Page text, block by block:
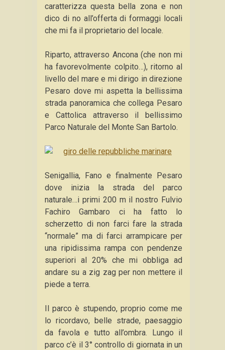
caratterizza questa bella zona e non
dico di no all’offerta di formaggi locali
che mi fa il proprietario del locale.
Riparto, attraverso Ancona (che non mi
ha favorevolmente colpito…), ritorno al
livello del mare e mi dirigo in direzione
Pesaro dove mi aspetta la bellissima
strada panoramica che collega Pesaro
e Cattolica attraverso il bellissimo
Parco Naturale del Monte San Bartolo.
Senigallia, Fano e finalmente Pesaro
dove inizia la strada del parco
naturale…i primi 200 m il nostro Fulvio
Fachiro Gambaro ci ha fatto lo
scherzetto di non farci fare la strada
“normale” ma di farci arrampicare per
una ripidissima rampa con pendenze
superiori al 20% che mi obbliga ad
andare su a zig zag per non mettere il
piede a terra.
Il parco è stupendo, proprio come me
lo ricordavo, belle strade, paesaggio
da favola e tutto all’ombra. Lungo il
parco c’è il 3° controllo di giornata in un